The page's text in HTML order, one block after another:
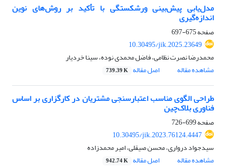
مدل‌یابی پیش‌بینی ورشکستگی با تأکید بر روش‌های نوین
اندازه‌گیری
صفحه675-697
10.30495/jik.2025.23649
محمدرضا نصرت نظامی، فاضل محمدی نوده، سینا خردیار
مشاهده مقاله
اصل مقاله 739.39 K
طراحی الگوی مناسب اعتبارسنجی مشتریان در کارگزاری بر اساس
فناوری بلاک‌چین
صفحه699-726
10.30495/jik.2023.76124.4447
سیدجواد درواری، محسن صیقلی، امیر محمدزاده
مشاهده مقاله
اصل مقاله 942.74 K